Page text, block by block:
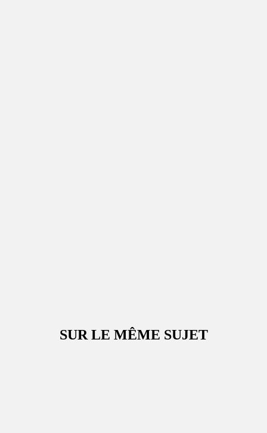
SUR LE MÊME SUJET